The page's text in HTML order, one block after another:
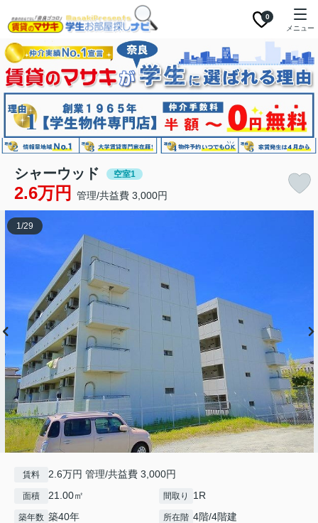
0
メニュー
シャーウッド 空室1
2.6万円 管理/共益費 3,000円
1/29
賃料 2.6万円 管理/共益費 3,000円
面積 21.00㎡ 間取り 1R
築年数 築40年 所在階 4階/4階建